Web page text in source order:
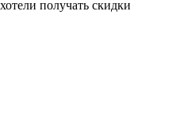
получать скидки